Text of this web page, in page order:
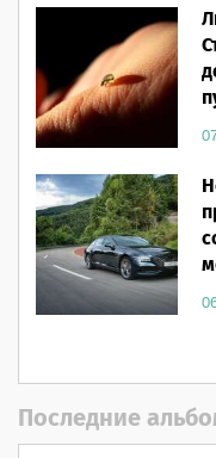
Последние